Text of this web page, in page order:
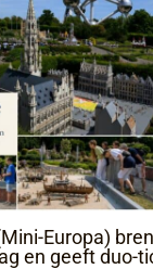
Europa)
en geeft duo-